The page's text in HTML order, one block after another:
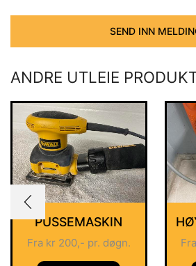
SEND INN
ANDRE UTLEIE
PUSSEMASKIN
Fra kr200,- pr. døgn. Fra